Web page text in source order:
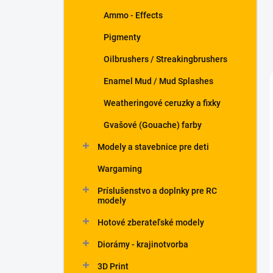
Ammo - Effects
Pigmenty
Oilbrushers / Streakingbrushers
Enamel Mud / Mud Splashes
Weatheringové ceruzky a fixky
Gvašové (Gouache) farby
Modely a stavebnice pre deti
Wargaming
Príslušenstvo a doplnky pre RC
modely
Hotové zberateľské modely
Diorámy - krajinotvorba
3D Print